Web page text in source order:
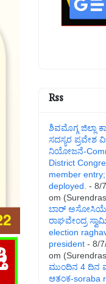
Rss
ಶಿವಮೊಗ್ಗ ಜಿಲ್ಲಾ
ಸದಸ್ಯರ ಪ್ರವೇಶ
ನಿಯೋಜನೆ-
District
member
deployed. - 8/
om
ಬಾರ್
ರಾಘವೇಂದ್ರ
election
president - 8/
om
ಮುಂದಿನ 4 ದಿನ
ಆತಂಕ-soraba